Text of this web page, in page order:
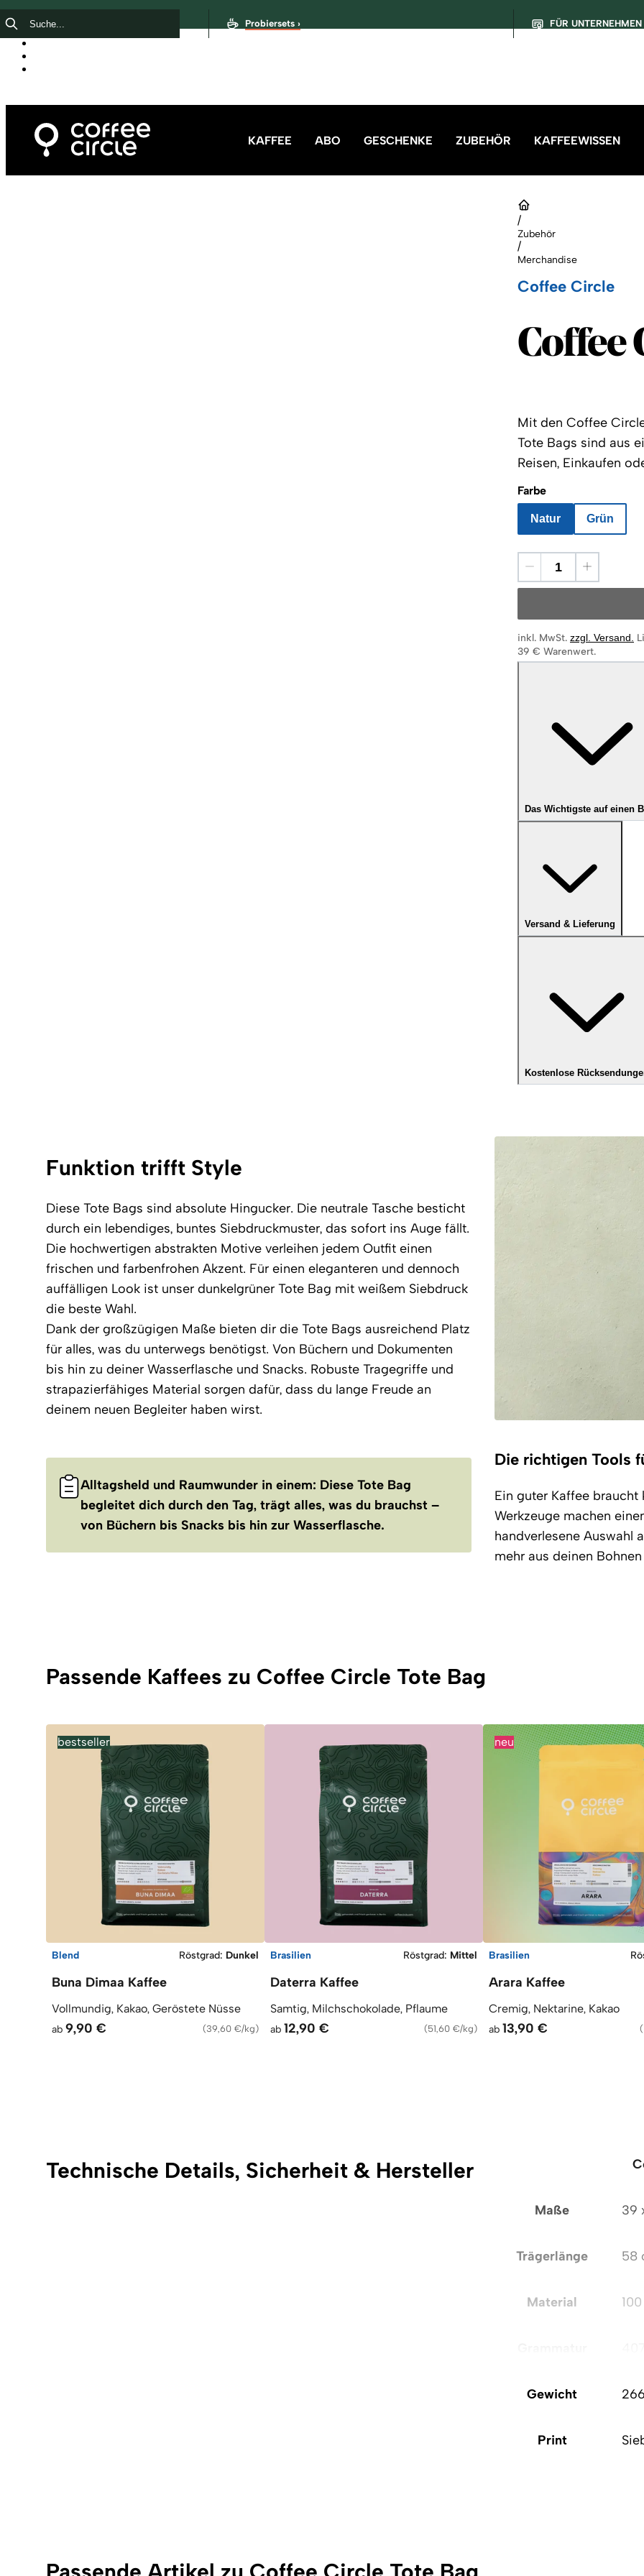
Probiersets › FÜR UNTERNEHMEN
KAFFEE ABO GESCHENKE ZUBEHÖR KAFFEEWISSEN
/
Zubehör
/
Merchandise
Farbe
Natur Grün
Coffee Circle
Coffee
Coffee
Mit den Coffee
Tote Bags sind aus
Reisen, Einkaufen
inkl. MwSt. zzgl. Versand
39 € Warenwert.
Das Wichtigste auf einen
Versand & Lieferung
Kostenlose
Funktion trifft Style
Diese Tote Bags sind absolute Hingucker. Die neutrale Tasche besticht
durch ein lebendiges, buntes Siebdruckmuster, das sofort ins Auge fällt.
Die hochwertigen abstrakten Motive verleihen jedem Outfit einen
frischen und farbenfrohen Akzent. Für einen eleganteren und dennoch
auffälligen Look ist unser dunkelgrüner Tote Bag mit weißem Siebdruck
die beste Wahl.
Dank der großzügigen Maße bieten dir die Tote Bags ausreichend Platz
für alles, was du unterwegs benötigst. Von Büchern und Dokumenten
bis hin zu deiner Wasserflasche und Snacks. Robuste Tragegriffe und
strapazierfähiges Material sorgen dafür, dass du lange Freude an
deinem neuen Begleiter haben wirst.
Alltagsheld und Raumwunder in einem: Diese Tote Bag
begleitet dich durch den Tag, trägt alles, was du brauchst –
von Büchern bis Snacks bis hin zur Wasserflasche.
Die richtigen Tools
Ein guter Kaffee
Werkzeuge machen
handverlesene Auswahl
mehr aus deinen
Passende Kaffees zu Coffee Circle Tote Bag
bestseller
Blend Röstgrad: Dunkel
Buna Dimaa Kaffee
Vollmundig, Kakao, Geröstete Nüsse
ab 9,90 € (39,60 €/kg)
Brasilien Röstgrad: Mittel
Daterra Kaffee
Samtig, Milchschokolade, Pflaume
ab 12,90 € (51,60 €/kg)
neu
Brasilien
Arara Kaffee
Cremig, Nektarine, Kakao
ab 13,90 € (
Technische Details, Sicherheit & Hersteller
Maße 39
Trägerlänge 58
Material
Gewicht
Print